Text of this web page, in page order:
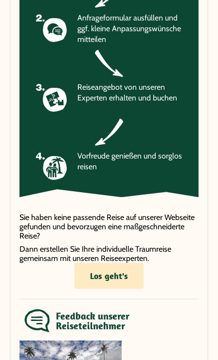
Anfrageformular ausfüllen und
ggf. kleine Anpassungswünsche
mitteilen
Reiseangebot von unseren
Experten erhalten und buchen
Vorfreude genießen und sorglos
reisen
Sie haben keine passende Reise auf unserer Webseite
gefunden und bevorzugen eine maßgeschneiderte
Reise?
Dann erstellen Sie Ihre individuelle Traumreise
gemeinsam mit unseren Reiseexperten.
Los geht's
Feedback unserer
Reiseteilnehmer